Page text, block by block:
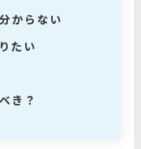
からない
たい
き？